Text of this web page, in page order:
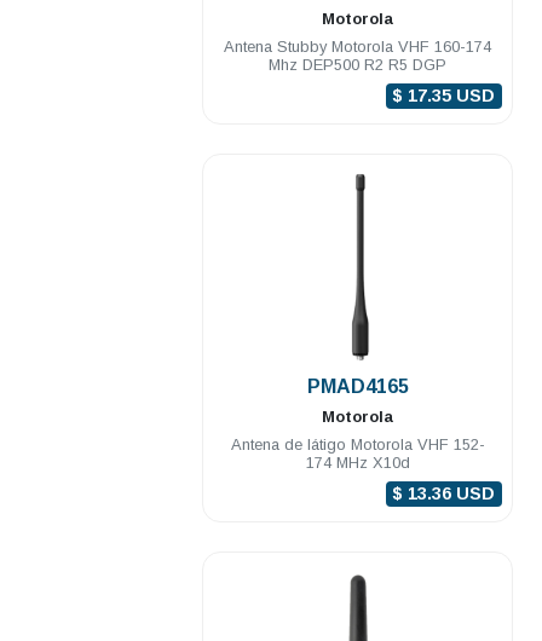
Motorola
Antena Stubby Motorola VHF 160-174
Mhz DEP500 R2 R5 DGP
$ 17.35 USD
PMAD4165
Motorola
Antena de látigo Motorola VHF 152-
174 MHz X10d
$ 13.36 USD